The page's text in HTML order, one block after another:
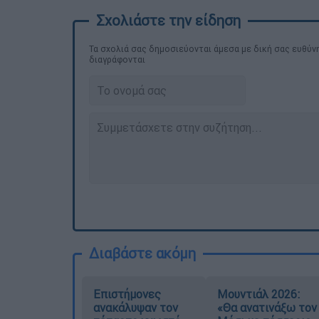
Τα σχολιά σας δημοσιεύονται άμεσα με δική σας
διαγράφονται
Διαβάστε ακόμη
Επιστήμονες
ανακάλυψαν τον
Μουντιάλ 2026:
«Θα ανατινάξω τον